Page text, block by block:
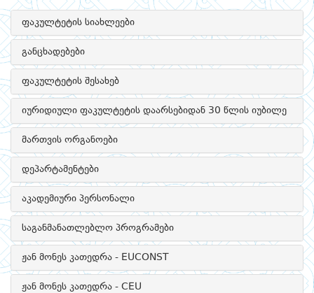
ფაკულტეტის სიახლეები
განცხადებები
ფაკულტეტის შესახებ
იურიდიული ფაკულტეტის დაარსებიდან 30 წლის იუბილე
მართვის ორგანოები
დეპარტამენტები
აკადემიური პერსონალი
საგანმანათლებლო პროგრამები
ჟან მონეს კათედრა - EUCONST
ჟან მონეს კათედრა - CEU